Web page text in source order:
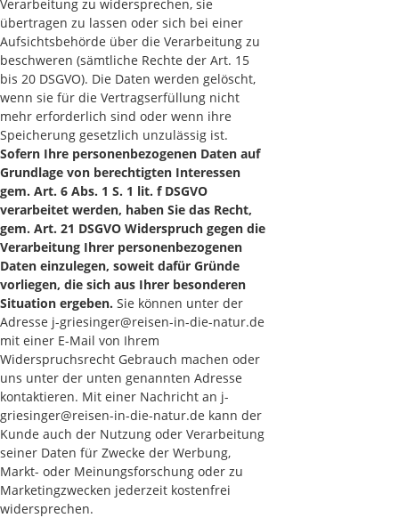
Verarbeitung zu widersprechen, sie
übertragen zu lassen oder sich bei einer
Aufsichtsbehörde über die Verarbeitung zu
beschweren (sämtliche Rechte der Art. 15
bis 20 DSGVO). Die Daten werden gelöscht,
wenn sie für die Vertragserfüllung nicht
mehr erforderlich sind oder wenn ihre
Speicherung gesetzlich unzulässig ist.
Sofern Ihre personenbezogenen Daten auf
Grundlage von berechtigten Interessen
gem. Art. 6 Abs. 1 S. 1 lit. f DSGVO
verarbeitet werden, haben Sie das Recht,
gem. Art. 21 DSGVO Widerspruch gegen die
Verarbeitung Ihrer personenbezogenen
Daten einzulegen, soweit dafür Gründe
vorliegen, die sich aus Ihrer besonderen
Situation ergeben. Sie können unter der
Adresse j-griesinger@reisen-in-die-natur.de
mit einer E-Mail von Ihrem
Widerspruchsrecht Gebrauch machen oder
uns unter der unten genannten Adresse
kontaktieren. Mit einer Nachricht an j-
griesinger@reisen-in-die-natur.de kann der
Kunde auch der Nutzung oder Verarbeitung
seiner Daten für Zwecke der Werbung,
Markt- oder Meinungsforschung oder zu
Marketingzwecken jederzeit kostenfrei
widersprechen.